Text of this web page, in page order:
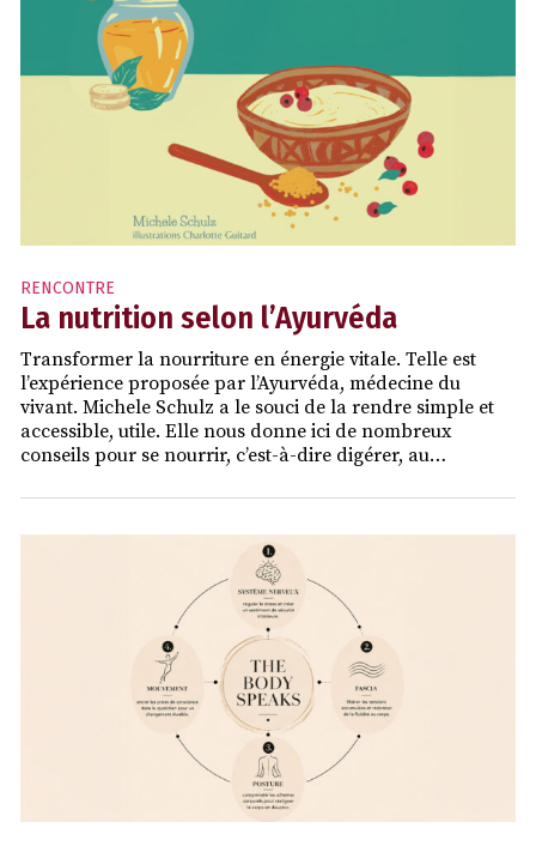
RENCONTRE
La nutrition selon l’Ayurvéda
Transformer la nourriture en énergie vitale. Telle est
l’expérience proposée par l’Ayurvéda, médecine du
vivant. Michele Schulz a le souci de la rendre simple et
accessible, utile. Elle nous donne ici de nombreux
conseils pour se nourrir, c’est-à-dire digérer, au…